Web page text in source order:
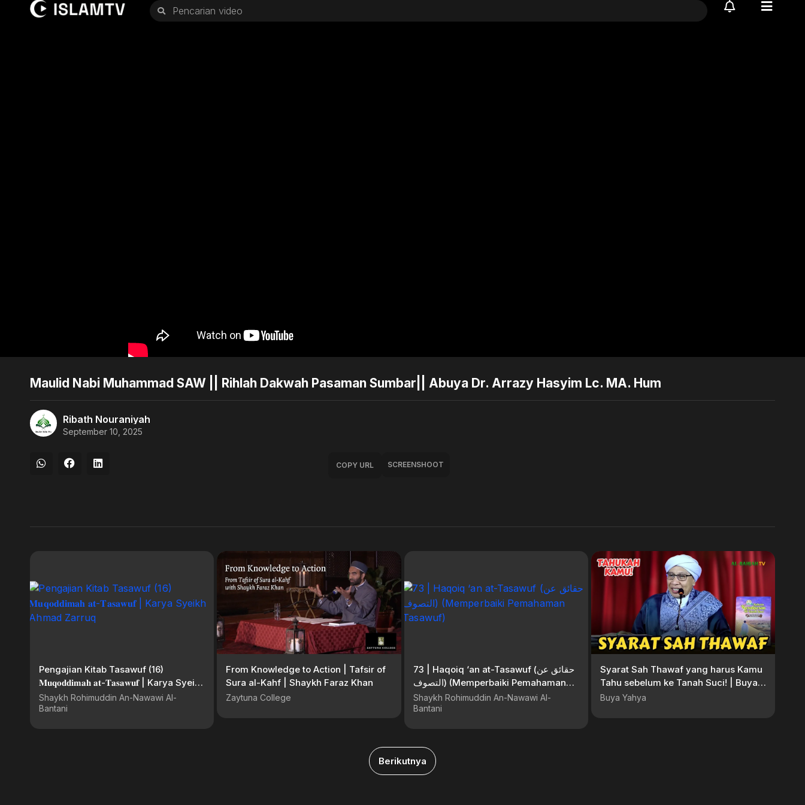
Maulid Nabi Muhammad SAW || Rihlah Dakwah Pasaman Sumbar|| Abuya Dr. Arrazy Hasyim Lc. MA. Hum
Ribath Nouraniyah
September 10, 2025
COPY URL SCREENSHOOT
Pengajian Kitab Tasawuf (16)
𝐌𝐮𝐪𝐨𝐝𝐝𝐢𝐦𝐚𝐡 𝐚𝐭-𝐓𝐚𝐬𝐚𝐰𝐮𝐟 | Karya Syeikh
Ahmad Zarruq
Shaykh Rohimuddin An-Nawawi Al-
Bantani
From Knowledge to Action | Tafsir of
Sura al-Kahf | Shaykh Faraz Khan
Zaytuna College
73 | Haqoiq ‘an at-Tasawuf (حقائق عن
التصوف) (Memperbaiki Pemahaman
Tasawuf)
Shaykh Rohimuddin An-Nawawi Al-
Bantani
Syarat Sah Thawaf yang harus Kamu
Tahu sebelum ke Tanah Suci! | Buya
Yahya
Buya Yahya
Berikutnya